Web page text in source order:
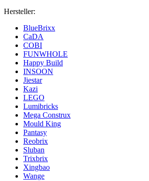
Hersteller:
BlueBrixx
CaDA
COBI
FUNWHOLE
Happy Build
INSOON
Jiestar
Kazi
LEGO
Lumibricks
Mega Construx
Mould King
Pantasy
Reobrix
Sluban
Trixbrix
Xingbao
Wange